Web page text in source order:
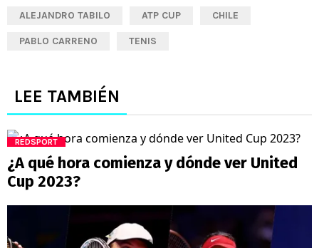
ALEJANDRO TABILO ATP CUP CHILE
PABLO CARRENO TENIS
LEE TAMBIÉN
REDSPORT
¿A qué hora comienza y dónde ver United
Cup 2023?